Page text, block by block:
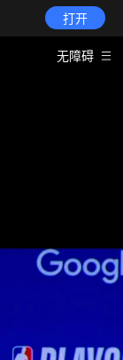
打开
无障碍